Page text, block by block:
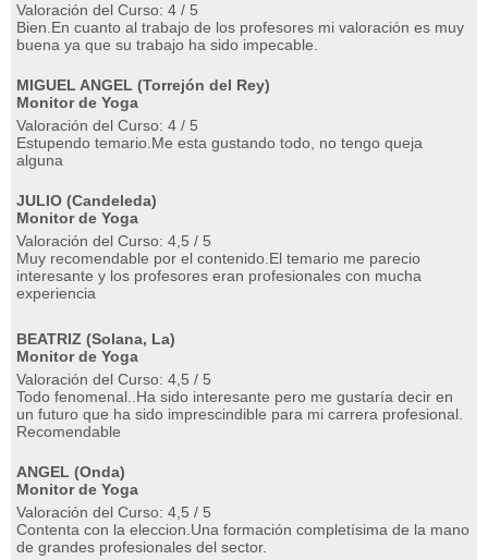
Valoración del Curso: 4 / 5
Bien.En cuanto al trabajo de los profesores mi valoración es muy
buena ya que su trabajo ha sido impecable.
MIGUEL ANGEL (Torrejón del Rey)
Monitor de Yoga
Valoración del Curso: 4 / 5
Estupendo temario.Me esta gustando todo, no tengo queja
alguna
JULIO (Candeleda)
Monitor de Yoga
Valoración del Curso: 4,5 / 5
Muy recomendable por el contenido.El temario me parecio
interesante y los profesores eran profesionales con mucha
experiencia
BEATRIZ (Solana, La)
Monitor de Yoga
Valoración del Curso: 4,5 / 5
Todo fenomenal..Ha sido interesante pero me gustaría decir en
un futuro que ha sido imprescindible para mi carrera profesional.
Recomendable
ANGEL (Onda)
Monitor de Yoga
Valoración del Curso: 4,5 / 5
Contenta con la eleccion.Una formación completísima de la mano
de grandes profesionales del sector.